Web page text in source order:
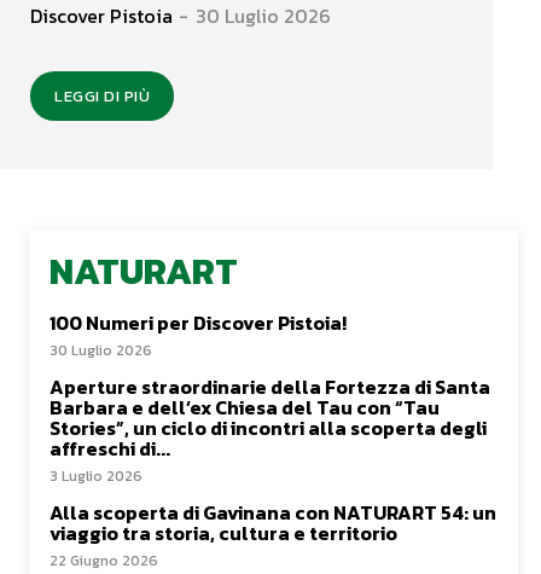
Discover Pistoia - 30 Luglio 2026
LEGGI DI PIÙ
NATURART
100 Numeri per Discover Pistoia!
30 Luglio 2026
Aperture straordinarie della Fortezza di Santa
Barbara e dell’ex Chiesa del Tau con “Tau
Stories”, un ciclo di incontri alla scoperta degli
affreschi di...
3 Luglio 2026
Alla scoperta di Gavinana con NATURART 54: un
viaggio tra storia, cultura e territorio
22 Giugno 2026